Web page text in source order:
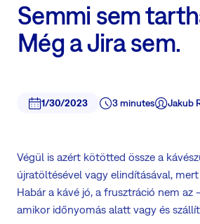
Semmi sem
Még a Jira sem.
1/30/2023 3 minutes Jakub
Végül is azért kötötted össze a
újratöltésével vagy elindításával,
Habár a kávé jó, a frusztráció nem az
amikor időnyomás alatt vagy és